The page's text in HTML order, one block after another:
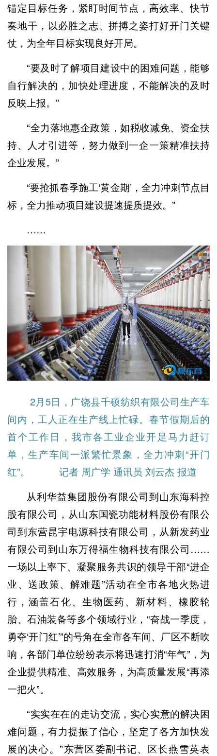
锚定目标任务，紧盯时间节点，高效率、快节
奏地干，以必胜之志、拼搏之姿打好开门关键
仗，为全年目标实现良好开局。
“要及时了解项目建设中的困难问题，能够
自行解决的，加快处理进度，不能解决的及时
反映上报。”
“全力落地惠企政策，如税收减免、资金扶
持、人才引进等，努力做到一企一策精准扶持
企业发展。”
“要抢抓春季施工‘黄金期’，全力冲刺节点目
标，全力推动项目建设提速提质提效。”
……
2月5日，广饶县千硕纺织有限公司生产车
间内，工人正在生产线上忙碌。春节假期后的
首个工作日，我市各工业企业开足马力赶订
单，生产车间一派繁忙景象，全力冲刺“开门
红”。 记者 周广学 通讯员 刘云杰 报道
从利华益集团股份有限公司到山东海科控
股有限公司，从山东国瓷功能材料股份有限公
司到东营昆宇电源科技有限公司，从新发药业
有限公司到山东万得福生物科技有限公司……
一场以上率下、凝聚服务共识的领导干部“进企
业、送政策、解难题”活动在全市各地火热进
行，涵盖石化、生物医药、新材料、橡胶轮
胎、石油装备等多个领域行业，“奋战一季度，
勇夺‘开门红’”的号角在全市各车间、厂区不断吹
响，各部门单位纷纷表示将迅速打消“年气”，为
企业提供精准、高效服务，为高质量发展“再添
一把火”。
“实实在在的走访交流，实心实意的解决困
难问题，有力提振了信心，坚定了各方加快发
展的决心。”东营区委副书记、区长燕雪英表